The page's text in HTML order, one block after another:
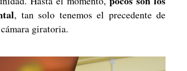
, tan solo tenemos el precedente de
giratoria.